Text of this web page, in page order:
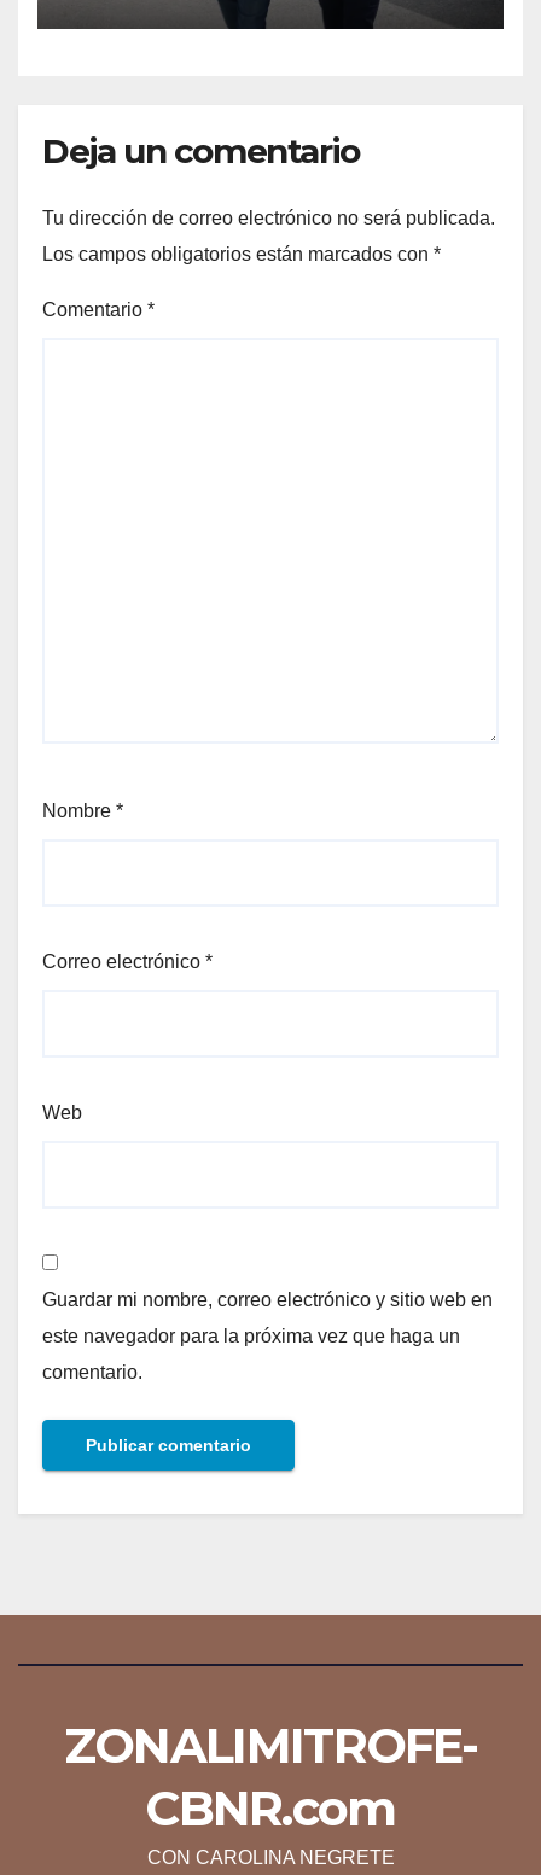
Deja un comentario
Tu dirección de correo electrónico no será publicada.
Los campos obligatorios están marcados con *
Comentario *
Nombre *
Correo electrónico *
Web
Guardar mi nombre, correo electrónico y sitio web en
este navegador para la próxima vez que haga un
comentario.
ZONALIMITROFE-
CBNR.com
CON CAROLINA NEGRETE